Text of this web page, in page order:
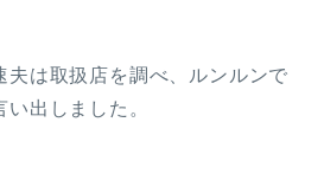
夫は取扱店を調べ、ルンルンで
出しました。